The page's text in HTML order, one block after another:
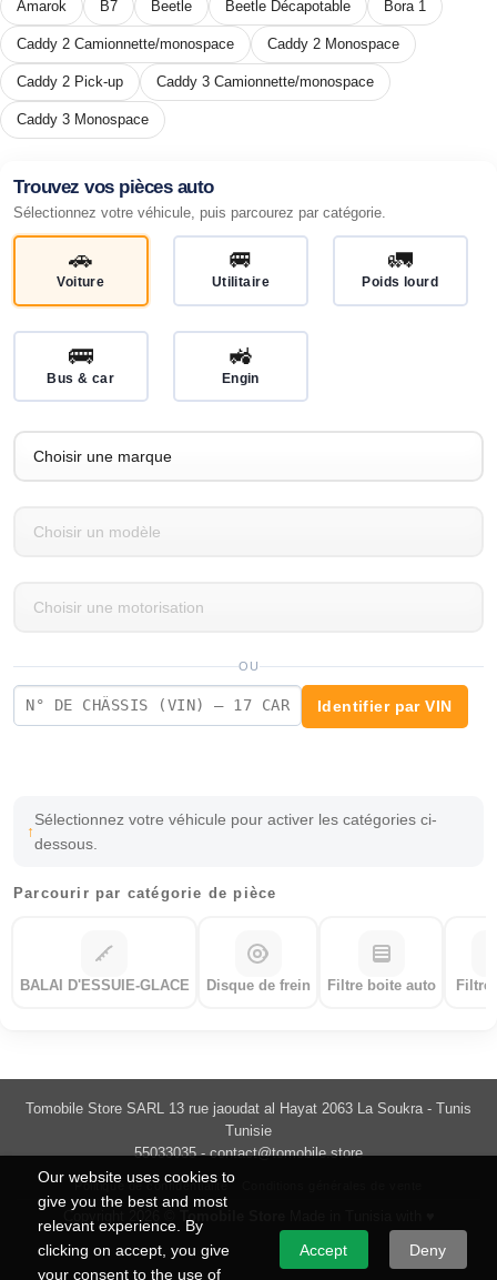
Our website uses cookies to
give you the best and most
relevant experience. By
clicking on accept, you give
your consent to the use of
Accept Deny
Amarok B7 Beetle Beetle Décapotable Bora 1
Caddy 2 Camionnette/monospace Caddy 2 Monospace
Caddy 2 Pick-up Caddy 3 Camionnette/monospace
Caddy 3 Monospace
Trouvez vos pièces auto
Sélectionnez votre véhicule, puis parcourez par catégorie.
🚗
Voiture
🚐
Utilitaire
🚛
Poids lourd
🚌
Bus & car
🚜
Engin
OU
Identifier par VIN
Sélectionnez votre véhicule pour activer les catégories ci-
dessous.
Parcourir par catégorie de pièce
BALAI D'ESSUIE-GLACE Disque de frein Filtre boite auto
Tomobile Store SARL 13 rue jaoudat al Hayat 2063 La Soukra - Tunis
Tunisie
55033035 -contact@tomobile.store
Politique de confidentialité